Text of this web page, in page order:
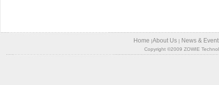
Home |About Us | News &
Copyright ©2009 ZOWIE